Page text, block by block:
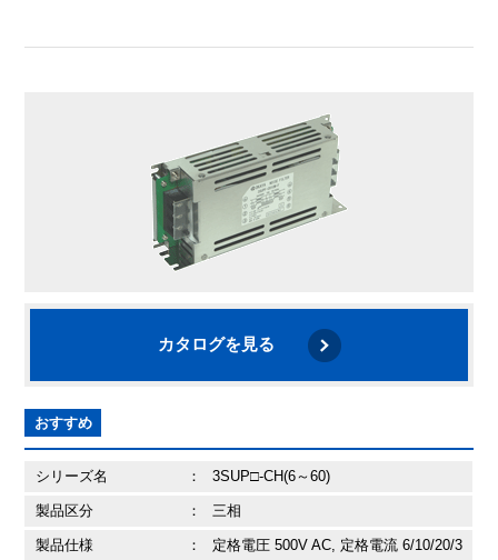
カタログを見る
おすすめ
シリーズ名 ： 3SUP□-CH(6～60)
製品区分 ： 三相
製品仕様 ：
定格電圧 500V AC, 定格電流 6/10/20/3